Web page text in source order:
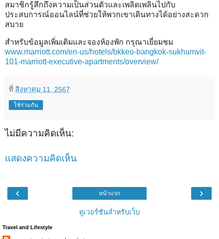
สมาชิกรู้สึกถึงความเป็นส่วนตัวและเพลิดเพลินไปกับ
ประสบการณ์ออนไลน์ที่ช่วยให้พวกเขาเดินทางได้อย่างสะดวก
สบาย
สําหรับข้อมูลเพิ่มเติมและจองห้องพัก กรุณาเยี่ยมชม
www.marriott.com/en-us/hotels/bkkeo-bangkok-sukhumvit-
101-marriott-executive-apartments/overview/
ที่ สิงหาคม 11, 2567
ใช้ร่วมกัน
ไม่มีความคิดเห็น:
แสดงความคิดเห็น
‹ ›
หน้าแรก
ดูเวอร์ชันสำหรับเว็บ
Travel and Lifestyle